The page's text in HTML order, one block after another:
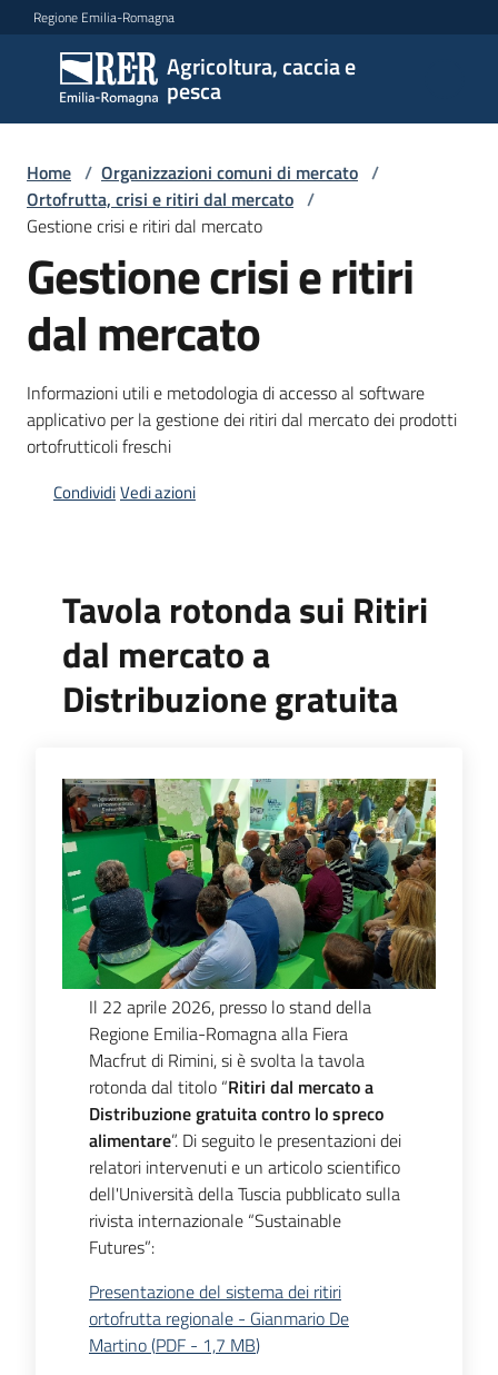
Vai al contenuto
Vai alla navigazione
Vai al footer
Regione Emilia-Romagna
Agricoltura, caccia e
pesca
Agricoltura,
caccia e
pesca
Argomenti
Novità
Servizi
programmi
progetti
Agricoltura
Home / Organizzazioni comuni di mercato /
Ortofrutta, crisi e ritiri dal mercato /
Gestione crisi e ritiri dal mercato
Gestione crisi e ritiri
dal mercato
Informazioni utili e metodologia di accesso al software
applicativo per la gestione dei ritiri dal mercato dei prodotti
ortofrutticoli freschi
CondividiVedi azioni
Tavola rotonda sui Ritiri
dal mercato a
Distribuzione gratuita
Il 22 aprile 2026, presso lo stand della
Regione Emilia-Romagna alla Fiera
Macfrut di Rimini, si è svolta la tavola
rotonda dal titolo “Ritiri dal mercato a
Distribuzione gratuita contro lo spreco
alimentare”. Di seguito le presentazioni dei
relatori intervenuti e un articolo scientifico
dell'Università della Tuscia pubblicato sulla
rivista internazionale “Sustainable
Futures”:
Presentazione del sistema dei ritiri
ortofrutta regionale - Gianmario De
Martino(PDF - 1,7 MB)